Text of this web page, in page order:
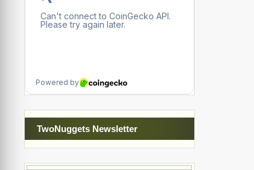
TwoNuggets Newsletter